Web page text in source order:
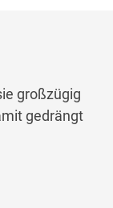
großzügig
gedrängt